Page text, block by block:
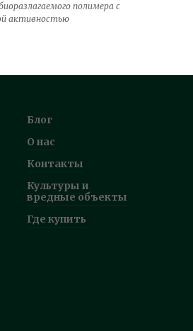
полимера с
активностью
Блог
О нас
Контакты
Культуры и
вредные объекты
Где купить